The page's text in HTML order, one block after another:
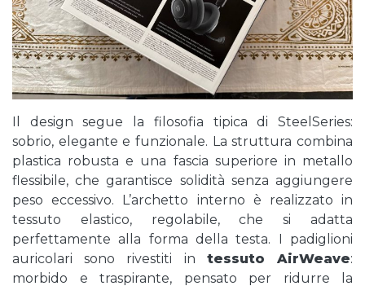
Il design segue la filosofia tipica di SteelSeries:
sobrio, elegante e funzionale. La struttura combina
plastica robusta e una fascia superiore in metallo
flessibile, che garantisce solidità senza aggiungere
peso eccessivo. L’archetto interno è realizzato in
tessuto elastico, regolabile, che si adatta
perfettamente alla forma della testa. I padiglioni
auricolari sono rivestiti in tessuto AirWeave:
morbido e traspirante, pensato per ridurre la